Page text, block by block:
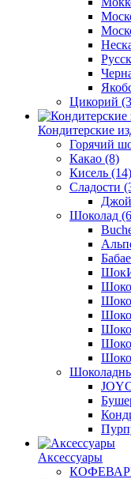
Цикорий
Кондитерские
Горячий
Какао (8)
Кисель (14)
Сладости
Шоколад
Аксессуары